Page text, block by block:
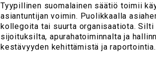
Tyypillinen suomalainen säätiö toimii
asiantuntijan voimin. Puolikkaalla
kollegoita tai suurta organisaatiota.
sijoituksilta, apurahatoiminnalta ja
kestävyyden kehittämistä ja raportointia.